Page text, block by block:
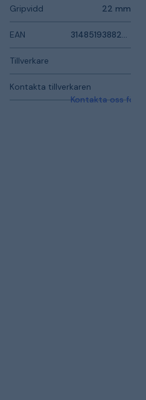
Gripvidd 22 mm
EAN 3148519388244
Tillverkare
Kontakta tillverkaren
Kontakta oss för